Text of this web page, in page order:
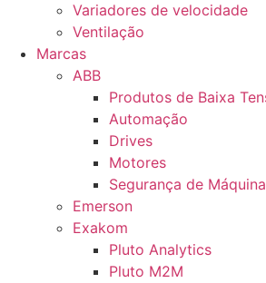
Variadores de velocidade
Ventilação
Marcas
ABB
Produtos de Baixa
Automação
Drives
Motores
Segurança de
Emerson
Exakom
Pluto Analytics
Pluto M2M